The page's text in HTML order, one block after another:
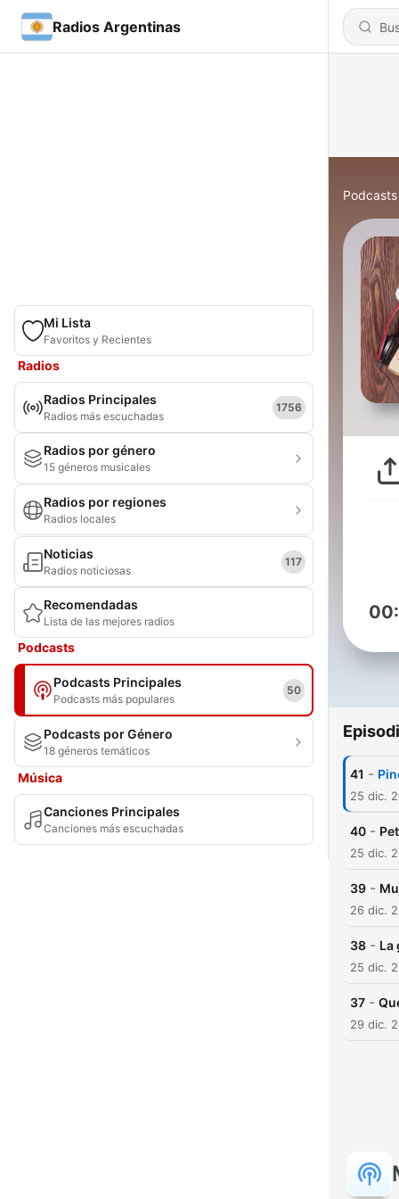
Radios Argentinas
Mi Lista
Favoritos y Recientes
Radios
Radios Principales
Radios más escuchadas
1756
Radios por género
15 géneros musicales
Radios por regiones
Radios locales
Noticias
Radios noticiosas
117
Recomendadas
Lista de las mejores radios
Podcasts
Podcasts Principales
Podcasts más populares
50
Podcasts por Género
18 géneros temáticos
Música
Canciones Principales
Canciones más escuchadas
Podcasts
41 -
25 dic.
40 -
25 dic.
39 -
26 dic.
38 - La
25 dic.
37 -
29 dic.